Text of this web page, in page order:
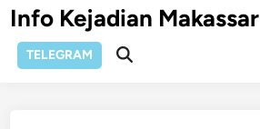
Skip
to
content
Info Kejadian Makassar
TELEGRAM
Open